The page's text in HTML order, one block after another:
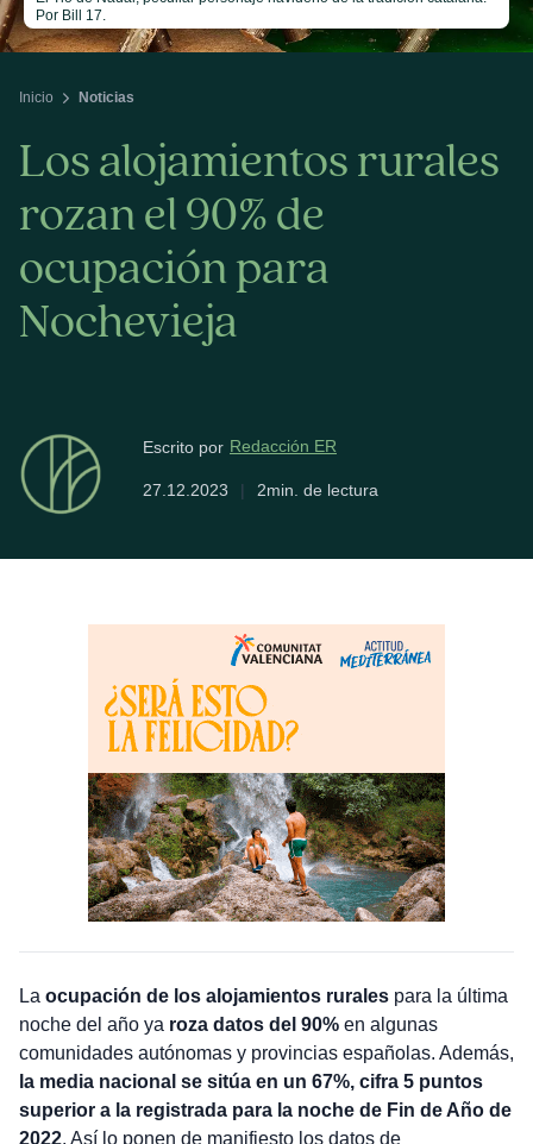
Inicio Noticias
Los alojamientos rurales
rozan el 90% de
ocupación para
Nochevieja
Escrito por Redacción ER
27.12.2023 | 2min. de lectura
Por Bill 17.
La ocupación de los alojamientos ruralespara la última
noche del año ya roza datos del 90%en algunas
comunidades autónomas y provincias españolas. Además,
la media nacional se sitúa en un 67%, cifra 5 puntos
superior a la registrada para la noche de Fin de Año de
2022. Así lo ponen de manifiesto los datos de